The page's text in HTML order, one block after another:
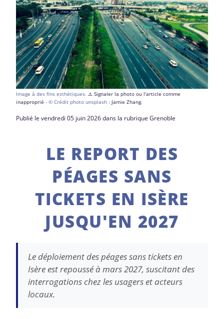
Image à des fins esthétiques. ⚠️ Signaler la photo ou l'article comme
inapproprié - © Crédit photo unsplash : Jamie Zhang.
Publié le vendredi 05 juin 2026 dans la rubrique Grenoble
LE REPORT DES
PÉAGES SANS
TICKETS EN ISÈRE
JUSQU'EN 2027
Le déploiement des péages sans tickets en
Isère est repoussé à mars 2027, suscitant des
interrogations chez les usagers et acteurs
locaux.